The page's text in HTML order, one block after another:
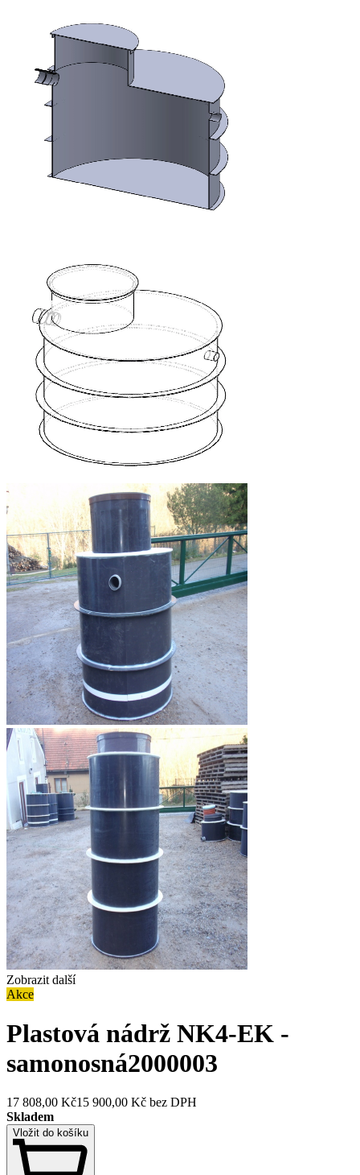
Zobrazit další
Akce
Plastová nádrž NK4-EK -
samonosná2000003
17 808,00 Kč15 900,00 Kč bez DPH
Skladem
Vložit do košíku